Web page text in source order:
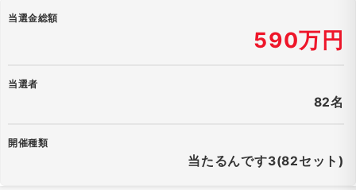
当選金総額
590万円
当選者
82名
開催種類
当たるんです3(82セット)